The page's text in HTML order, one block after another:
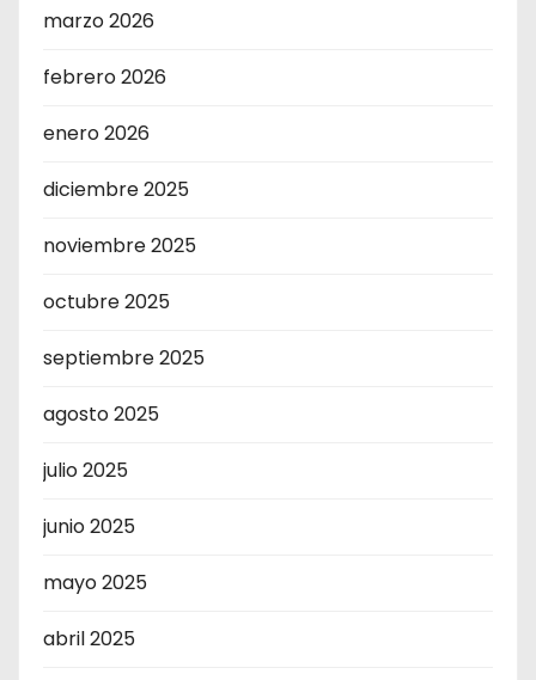
marzo 2026
febrero 2026
enero 2026
diciembre 2025
noviembre 2025
octubre 2025
septiembre 2025
agosto 2025
julio 2025
junio 2025
mayo 2025
abril 2025